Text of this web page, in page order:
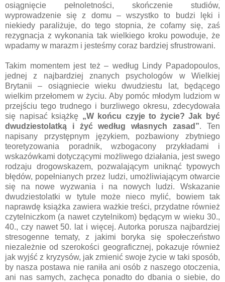
osiągnięcie pełnoletności, skończenie studiów,
wyprowadzenie się z domu – wszystko to budzi lęki i
niekiedy paraliżuje, do tego stopnia, że cofamy się, zaś
rezygnacja z wykonania tak wielkiego kroku powoduje, że
wpadamy w marazm i jesteśmy coraz bardziej sfrustrowani.
Takim momentem jest też – według Lindy Papadopoulos,
jednej z najbardziej znanych psychologów w Wielkiej
Brytanii – osiągniecie wieku dwudziestu lat, będącego
wielkim przełomem w życiu. Aby pomóc młodym ludziom w
przejściu tego trudnego i burzliwego okresu, zdecydowała
się napisać książkę „W końcu czyje to życie? Jak być
dwudziestolatką i żyć według własnych zasad”. Ten
napisany przystępnym językiem, pozbawiony zbytniego
teoretyzowania poradnik, wzbogacony przykładami i
wskazówkami dotyczącymi możliwego działania, jest swego
rodzaju drogowskazem, pozwalającym uniknąć typowych
błędów, popełnianych przez ludzi, umożliwiającym otwarcie
się na nowe wyzwania i na nowych ludzi. Wskazanie
dwudziestolatki w tytule może nieco mylić, bowiem tak
naprawdę książka zawiera ważkie treści, przydatne również
czytelniczkom (a nawet czytelnikom) będącym w wieku 30.,
40., czy nawet 50. lat i więcej. Autorka porusza najbardziej
stresogenne tematy, z jakimi boryka się społeczeństwo
niezależnie od szerokości geograficznej, pokazuje również
jak wyjść z kryzysów, jak zmienić swoje życie w taki sposób,
by nasza postawa nie raniła ani osób z naszego otoczenia,
ani nas samych, zachęca ponadto do dbania o siebie, do